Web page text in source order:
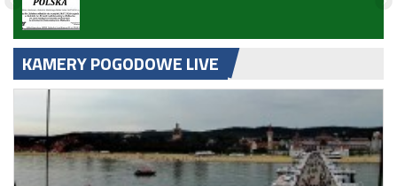
KAMERY POGODOWE LIVE